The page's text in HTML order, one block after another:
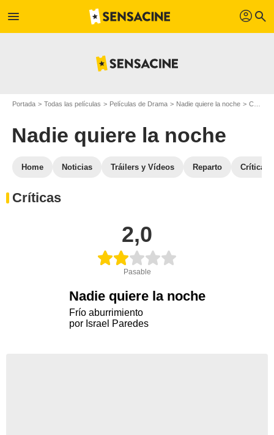
menu profil search
Portada Todas las películas Películas de Drama Nadie quiere la noche Críticas de Nadie quiere la noche
Nadie quiere la noche
Home Noticias Tráilers y Vídeos Reparto Críticas
Críticas
2,0
Pasable
Nadie quiere la noche
Frío aburrimiento
por Israel Paredes